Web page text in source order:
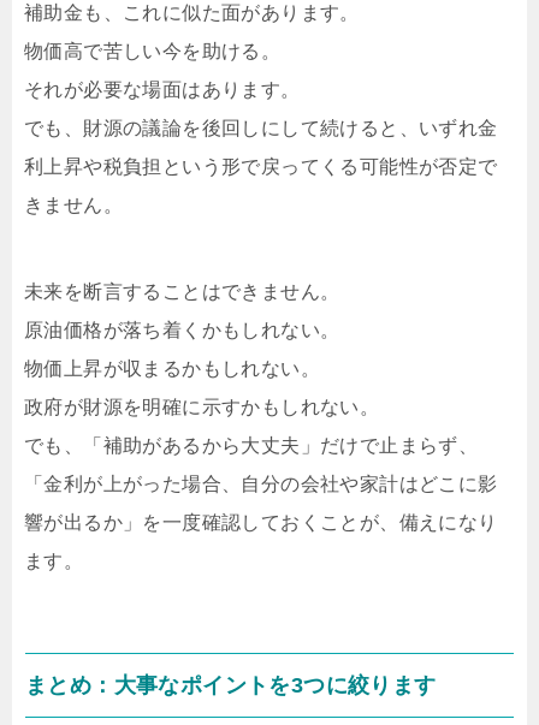
補助金も、これに似た面があります。
物価高で苦しい今を助ける。
それが必要な場面はあります。
でも、財源の議論を後回しにして続けると、いずれ金
利上昇や税負担という形で戻ってくる可能性が否定で
きません。
未来を断言することはできません。
原油価格が落ち着くかもしれない。
物価上昇が収まるかもしれない。
政府が財源を明確に示すかもしれない。
でも、「補助があるから大丈夫」だけで止まらず、
「金利が上がった場合、自分の会社や家計はどこに影
響が出るか」を一度確認しておくことが、備えになり
ます。
まとめ：大事なポイントを3つに絞ります